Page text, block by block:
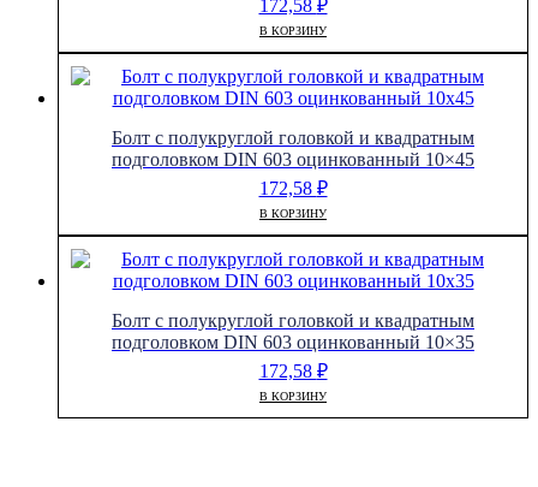
172,58 ₽
В КОРЗИНУ
Болт с полукруглой головкой и квадратным
подголовком DIN 603 оцинкованный 10×45
172,58 ₽
В КОРЗИНУ
Болт с полукруглой головкой и квадратным
подголовком DIN 603 оцинкованный 10×35
172,58 ₽
В КОРЗИНУ